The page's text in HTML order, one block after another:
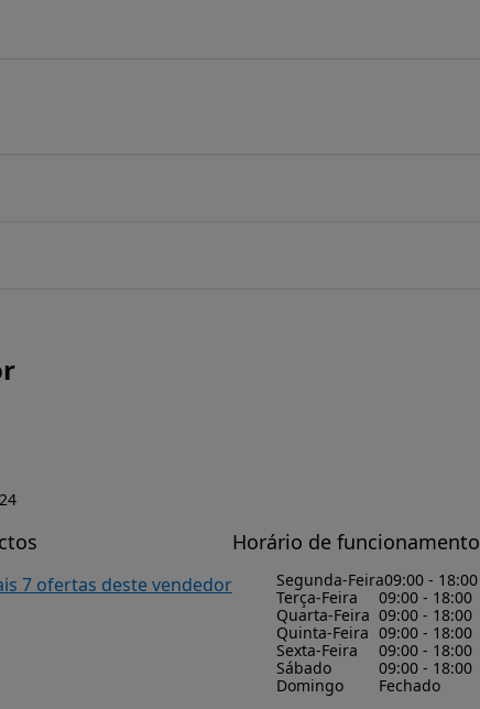
7 ofertas deste vendedor
Horário de funcionamento
Segunda-Feira09:00 - 18:00
Terça-Feira
09:00 - 18:00
Quarta-Feira 09:00 - 18:00
Quinta-Feira 09:00 - 18:00
Sexta-Feira
09:00 - 18:00
Sábado
09:00 - 18:00
Domingo
Fechado